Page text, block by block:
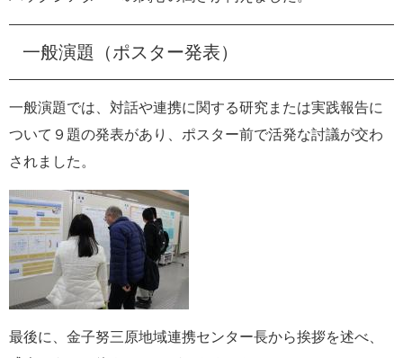
一般演題（ポスター発表）
一般演題では、対話や連携に関する研究または実践報告に
ついて９題の発表があり、ポスター前で活発な討議が交わ
されました。
最後に、金子努三原地域連携センター長から挨拶を述べ、